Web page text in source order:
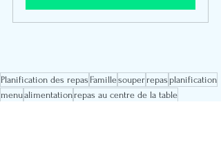
Planification des repas Famillesouperrepas planification
menualimentationrepas au centre de la table